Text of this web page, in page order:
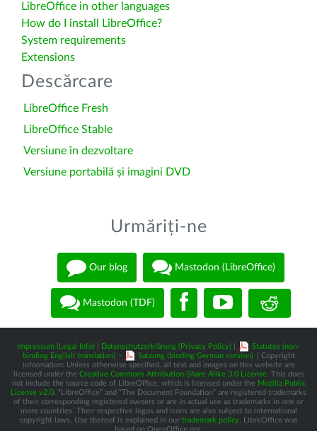
LibreOffice in other languages
How do I install LibreOffice?
System requirements
Extensions
Descărcare
LibreOffice Fresh
LibreOffice Stable
Versiune în dezvoltare
Versiune portabilă și imagini DVD
Urmăriți-ne
Our blog Mastodon (LibreOffice)
Mastodon (TDF)
Impressum (Legal Info) Datenschutzerklärung (Privacy Policy)
Statutes (non-
binding English translation) - Satzung (binding German version)
| Copyright
information: Unless otherwise specified, all text and images on this website are
licensed under the Creative Commons Attribution-Share Alike 3.0 License. This does
not include the source code of LibreOffice, which is licensed under the Mozilla Public
License v2.0 . “LibreOffice” and “The Document Foundation” are registered trademarks
of their corresponding registered owners or are in actual use as trademarks in one or
more countries. Their respective logos and icons are also subject to international
copyright laws. Use thereof is explained in our trademark policy. LibreOffice was
based on OpenOffice.org.